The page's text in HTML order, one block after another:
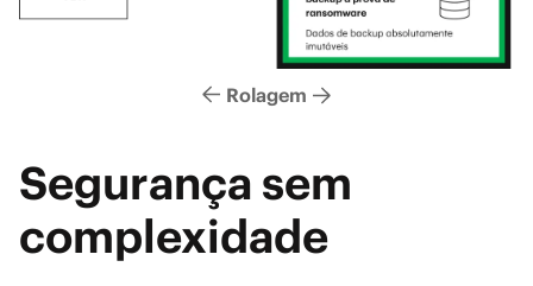
Rolagem
Segurança sem
complexidade